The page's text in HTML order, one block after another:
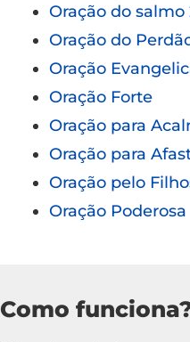
Oração do salmo
Oração do
Oração
Oração Forte
Oração para
Oração para
Oração pelo
Oração Poderosa
Como